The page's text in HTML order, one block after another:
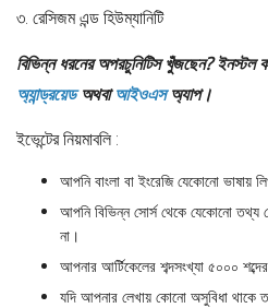
৩. রেসিজম এন্ড হিউম্যানিটি
বিভিন্ন ধরনের অপরচুনিটিস খুঁজছেন? ইনস্টল
অ্যান্ড্রয়েডঅথবাআইওএসঅ্যাপ।
ইভেন্টের নিয়মাবলি :
আপনি বাংলা বা ইংরেজি যেকোনো ভাষায়
আপনি বিভিন্ন সোর্স থেকে যেকোনো তথ্য
না।
আপনার আর্টিকেলের শব্দসংখ্যা ৫০০০
যদি আপনার লেখায় কোনো অসুবিধা থাকে